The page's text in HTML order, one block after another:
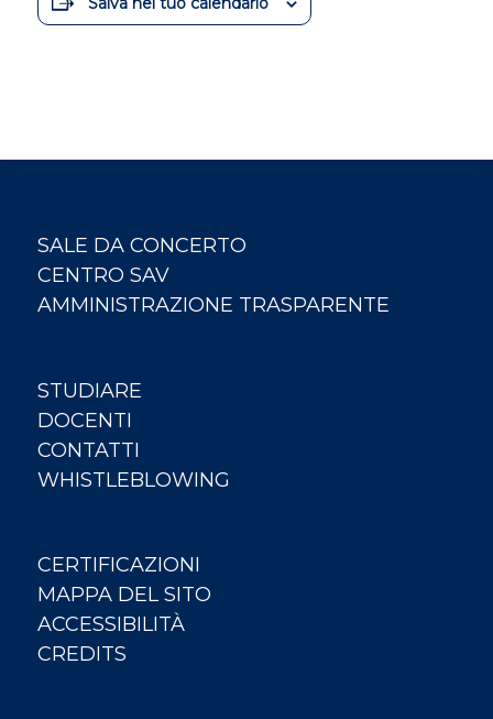
SALE DA CONCERTO
CENTRO SAV
AMMINISTRAZIONE TRASPARENTE
STUDIARE
DOCENTI
CONTATTI
WHISTLEBLOWING
CERTIFICAZIONI
MAPPA DEL SITO
ACCESSIBILITÀ
CREDITS